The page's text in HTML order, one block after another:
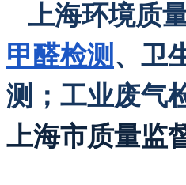
上海环境质
甲醛检测 、卫
测；工业废气
上海市质量监